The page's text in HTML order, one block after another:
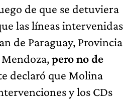
de que se detuviera
las líneas intervenidas
de Paraguay, Provincia
pero no de
declaró que Molina
y los CDs